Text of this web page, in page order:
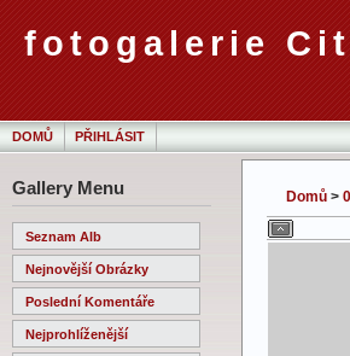
fotogalerie
DOMŮ PŘIHLÁSIT
Gallery Menu
Seznam Alb
Nejnovější Obrázky
Poslední Komentáře
Nejprohlíženější
Domů >